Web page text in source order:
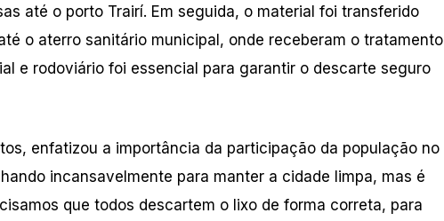
até o porto Trairí. Em seguida, o material foi transferido
o aterro sanitário municipal, onde receberam o tratamento
e rodoviário foi essencial para garantir o descarte seguro
enfatizou a importância da participação da população no
incansavelmente para manter a cidade limpa, mas é
que todos descartem o lixo de forma correta, para